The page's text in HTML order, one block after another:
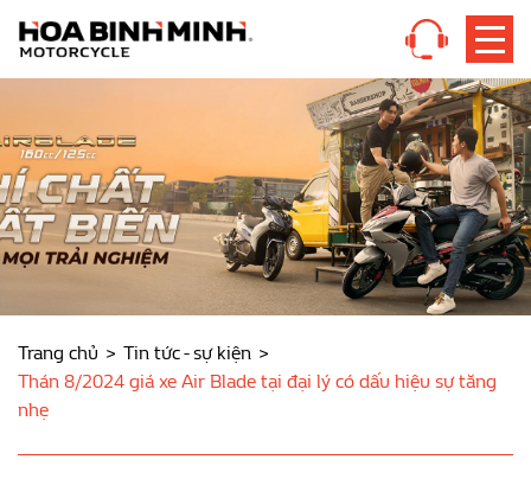
Trang chủ
Tin tức - sự kiện
Thán 8/2024 giá xe Air Blade tại đại lý có dấu hiệu sự tăng
nhẹ